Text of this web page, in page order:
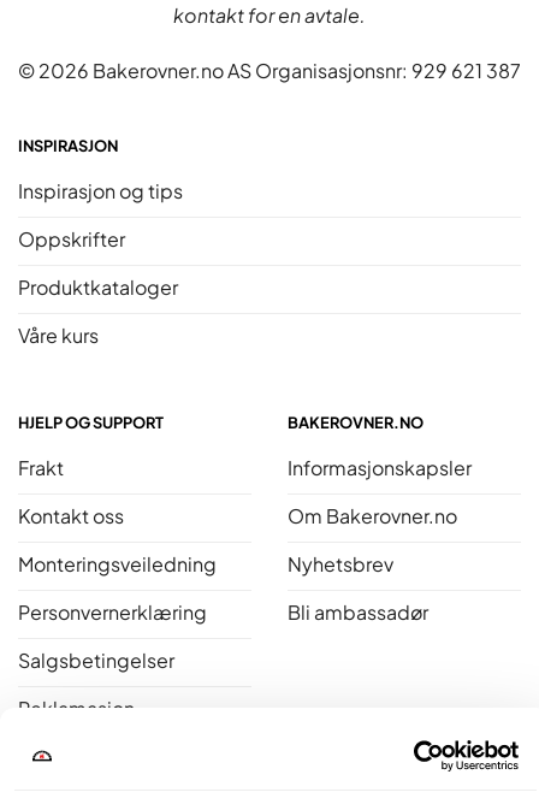
kontakt for en avtale.
© 2026 Bakerovner.no AS Organisasjonsnr: 929 621 387
INSPIRASJON
Inspirasjon og tips
Oppskrifter
Produktkataloger
Våre kurs
HJELP OG SUPPORT
Frakt
Kontakt oss
Monteringsveiledning
Personvernerklæring
Salgsbetingelser
Reklamasjon
Åpent kjøp
BAKEROVNER.NO
Informasjonskapsler
Om Bakerovner.no
Nyhetsbrev
Bli ambassadør